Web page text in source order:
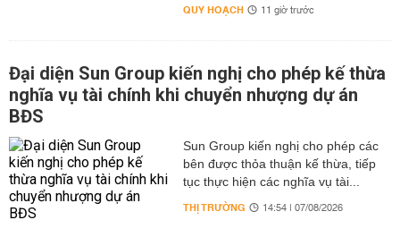
QUY HOẠCH 11 giờ trước
Đại diện Sun Group kiến nghị cho phép kế thừa
nghĩa vụ tài chính khi chuyển nhượng dự án
BĐS
Sun Group kiến nghị cho phép các
bên được thỏa thuận kế thừa, tiếp
tục thực hiện các nghĩa vụ tài...
THỊ TRƯỜNG 14:54 | 07/08/2026